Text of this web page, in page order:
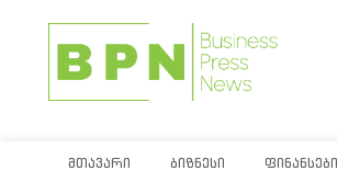
ᲛᲗᲐᲕᲐᲠᲘ ᲑᲘᲖᲜᲔᲡᲘ ᲤᲘᲜᲐᲜᲡᲔᲑᲘ